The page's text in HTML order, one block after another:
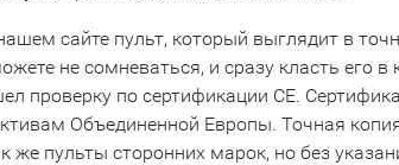
сайте пульт, который выглядит в
не сомневаться, и сразу класть его
проверку по сертификации CE.
Объединенной Европы. Точная
же пульты сторонних марок, но без